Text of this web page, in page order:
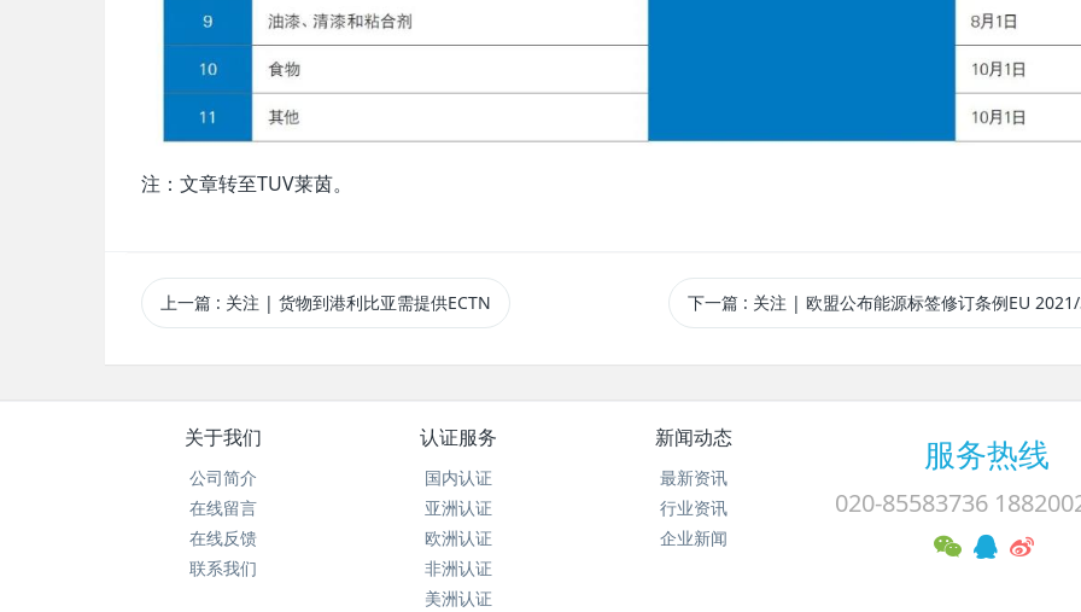
注：文章转至TUV莱茵。
上一篇 : 关注 | 货物到港利比亚需提供ECTN 下一篇 : 关注 | 欧盟公布能源标签修订条例EU
关于我们
公司简介
在线留言
在线反馈
联系我们
认证服务
国内认证
亚洲认证
欧洲认证
非洲认证
美洲认证
新闻动态
最新资讯
行业资讯
企业新闻
服务热线
020-85583736